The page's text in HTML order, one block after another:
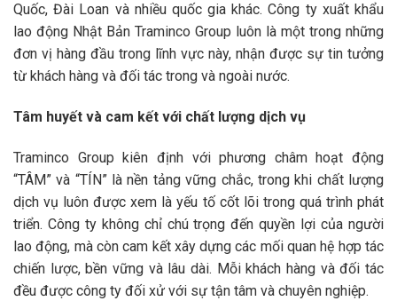
Quốc, Đài Loan và nhiều quốc gia khác. Công ty xuất khẩu
lao động Nhật Bản Traminco Group luôn là một trong những
đơn vị hàng đầu trong lĩnh vực này, nhận được sự tin tưởng
từ khách hàng và đối tác trong và ngoài nước.
Tâm huyết và cam kết với chất lượng dịch vụ
Traminco Group kiên định với phương châm hoạt động
“TÂM” và “TÍN” là nền tảng vững chắc, trong khi chất lượng
dịch vụ luôn được xem là yếu tố cốt lõi trong quá trình phát
triển. Công ty không chỉ chú trọng đến quyền lợi của người
lao động, mà còn cam kết xây dựng các mối quan hệ hợp tác
chiến lược, bền vững và lâu dài. Mỗi khách hàng và đối tác
đều được công ty đối xử với sự tận tâm và chuyên nghiệp.